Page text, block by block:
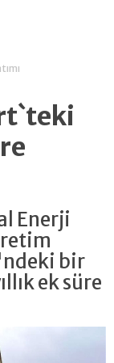
Enerji
bir
ek süre